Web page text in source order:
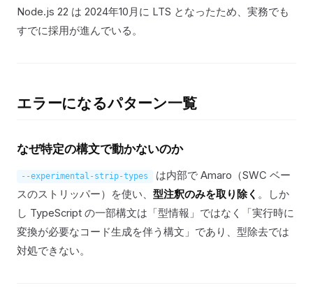
Node.js 22 は 2024年10月に LTS となったため、実務でも
すでに採用が進んでいる。
エラーになるパターン一覧
なぜ特定の構文で動かないのか
--experimental-strip-types
は内部で Amaro（SWC ベー
スのストリッパー）を使い、 型注釈のみを取り除く 。しか
し TypeScript の一部構文は「型情報」ではなく「実行時に
変換が必要なコード生成を伴う構文」であり、型除去では
対処できない。